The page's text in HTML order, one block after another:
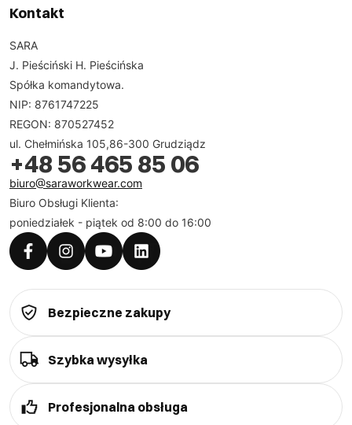
Kontakt
SARA
J. Pieściński H. Pieścińska
Spółka komandytowa.
NIP: 8761747225
REGON: 870527452
ul. Chełmińska 105,86-300 Grudziądz
+48 56 465 85 06
biuro@saraworkwear.com
Biuro Obsługi Klienta:
poniedziałek - piątek od 8:00 do 16:00
Bezpieczne zakupy
Szybka wysyłka
Profesjonalna obsługa